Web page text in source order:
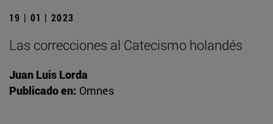
19 | 01 | 2023
Las correcciones al Catecismo holandés
Juan Luis Lorda
Publicado en: Omnes